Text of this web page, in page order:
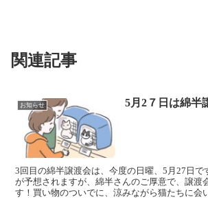
関連記事
お知らせ 5月2７日は綿半
3回目の綿半譲渡会は、今度の日曜、5月27日で
が予想されますが、綿半さんのご厚意で、譲渡
す！買い物のついでに、涼みながら猫たちに会